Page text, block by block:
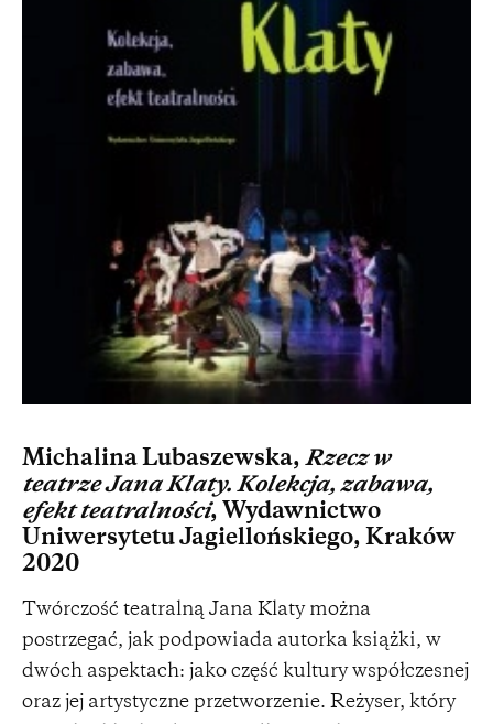
Michalina Lubaszewska, Rzecz w
teatrze Jana Klaty. Kolekcja, zabawa,
efekt teatralności, Wydawnictwo
Uniwersytetu Jagiellońskiego, Kraków
2020
Twórczość teatralną Jana Klaty można
postrzegać, jak podpowiada autorka książki, w
dwóch aspektach: jako część kultury współczesnej
oraz jej artystyczne przetworzenie. Reżyser, który